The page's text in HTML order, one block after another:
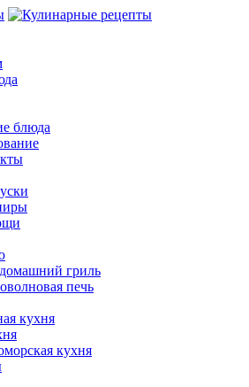
блюда
гриль
печь
кухня
кухня